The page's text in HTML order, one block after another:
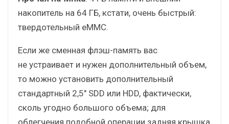
накопитель на 64 ГБ, кстати, очень быстрый:
твердотельный еММС.
Если же сменная флэш-память вас
не устраивает и нужен дополнительный объем,
то можно установить дополнительный
стандартный 2,5″ SDD или HDD, фактически,
сколь угодно большого объема; для
облегчения подобной операции задняя крышка